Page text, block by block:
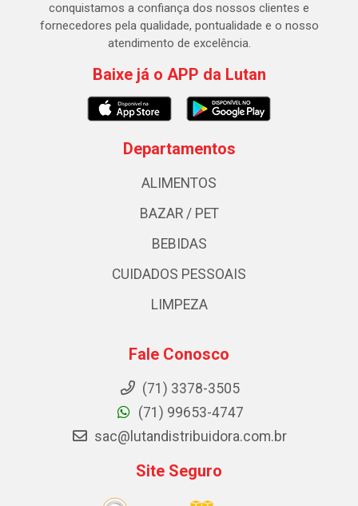
conquistamos a confiança dos nossos clientes e
fornecedores pela qualidade, pontualidade e o nosso
atendimento de excelência.
Baixe já o APP da Lutan
Departamentos
ALIMENTOS
BAZAR / PET
BEBIDAS
CUIDADOS PESSOAIS
LIMPEZA
Fale Conosco
(71) 3378-3505
(71) 99653-4747
sac@lutandistribuidora.com.br
Site Seguro